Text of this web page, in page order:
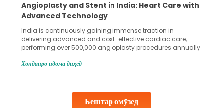
Бештар омӯзед
Angioplasty and Stent in India: Heart Care with
Advanced Technology
India is continuously gaining immense traction in
delivering advanced and cost-effective cardiac care,
performing over 500,000 angioplasty procedures annually
globe are searching for treatments like angioplasty and
Studies, such as one published
Хонданро идома диҳед